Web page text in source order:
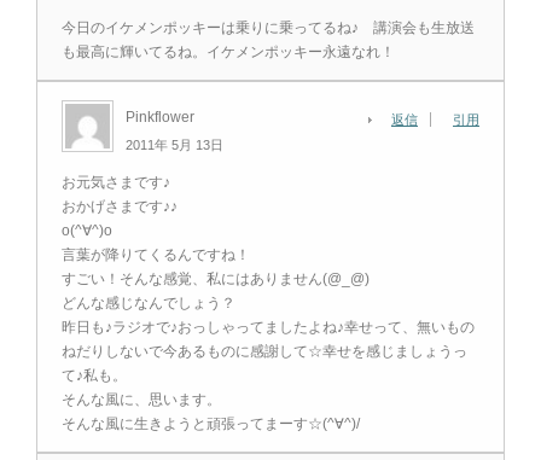
今日のイケメンポッキーは乗りに乗ってるね♪ 講演会も生放送
も最高に輝いてるね。イケメンポッキー永遠なれ！
Pinkflower
2011年 5月 13日
返信 引用
お元気さまです♪
おかげさまです♪♪
o(^∀^)o
言葉が降りてくるんですね！
すごい！そんな感覚、私にはありません(@_@)
どんな感じなんでしょう？
昨日も♪ラジオで♪おっしゃってましたよね♪幸せって、無いもの
ねだりしないで今あるものに感謝して☆幸せを感じましょうっ
て♪私も。
そんな風に、思います。
そんな風に生きようと頑張ってまーす☆(^∀^)/